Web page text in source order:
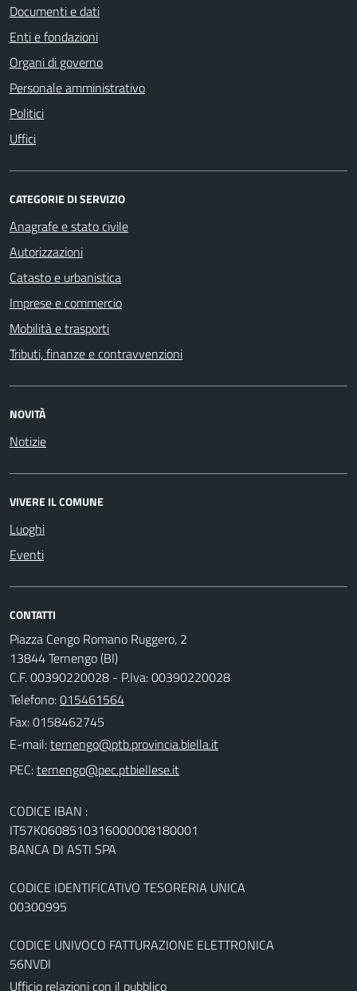
Documenti e dati
Enti e fondazioni
Organi di governo
Personale amministrativo
Politici
Uffici
CATEGORIE DI SERVIZIO
Anagrafe e stato civile
Autorizzazioni
Catasto e urbanistica
Imprese e commercio
Mobilità e trasporti
Tributi, finanze e contravvenzioni
NOVITÀ
Notizie
VIVERE IL COMUNE
Luoghi
Eventi
CONTATTI
Piazza Cengo Romano Ruggero, 2
13844 Ternengo (BI)
C.F. 00390220028 - P.Iva: 00390220028
Telefono:015461564
Fax: 0158462745
E-mail:
PEC:
CODICE IBAN :
IT57K0608510316000008180001
BANCA DI ASTI SPA
CODICE IDENTIFICATIVO TESORERIA UNICA
00300995
CODICE UNIVOCO FATTURAZIONE ELETTRONICA
56NVDI
Ufficio relazioni con il pubblico